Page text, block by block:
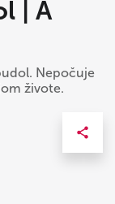
| A
Nepočuje
živote.